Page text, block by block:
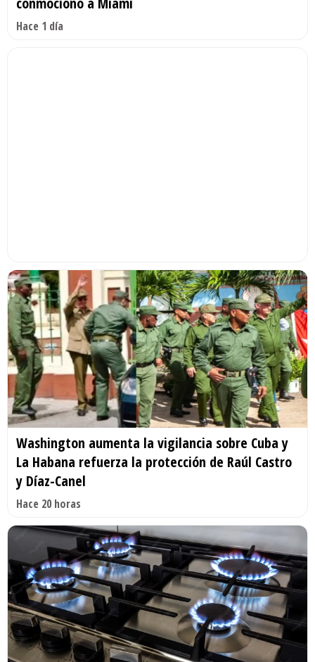
Hace 1 día
Washington aumenta la vigilancia sobre Cuba y
La Habana refuerza la protección de Raúl Castro
y Díaz-Canel
Hace 20 horas